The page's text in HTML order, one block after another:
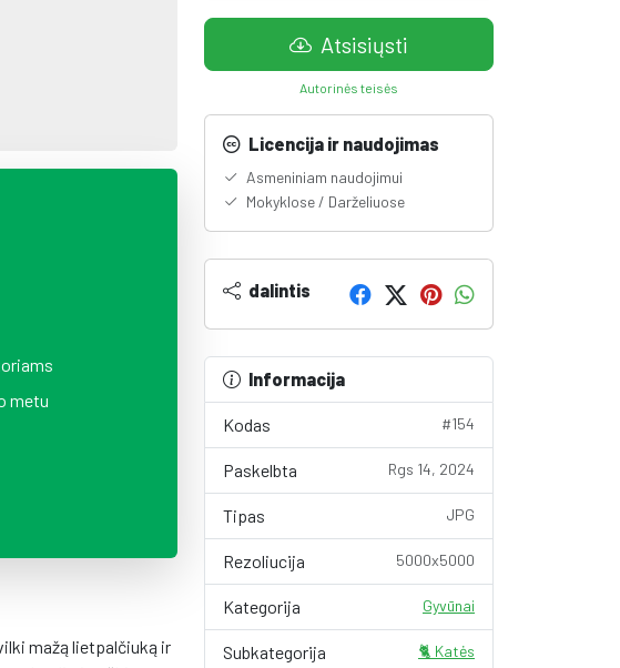
metu
mažą lietpalčiuką ir
Atsisiųsti
Autorinės teisės
Licencija ir naudojimas
Asmeniniam naudojimui
Mokyklose / Darželiuose
dalintis
Informacija
Kodas #154
Paskelbta Rgs 14, 2024
Tipas JPG
Rezoliucija 5000x5000
Kategorija Gyvūnai
Subkategorija 🐈 Katės